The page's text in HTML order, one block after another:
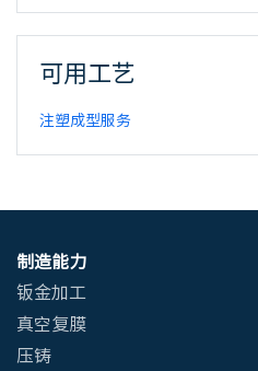
可用工艺
注塑成型服务
制造能力
钣金加工
真空复膜
压铸